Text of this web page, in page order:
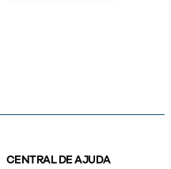
CENTRAL DE AJUDA